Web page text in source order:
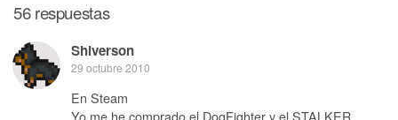
56 respuestas
Shiverson
29 octubre 2010
En Steam
Yo me he comprado el DogFighter y el STALKER